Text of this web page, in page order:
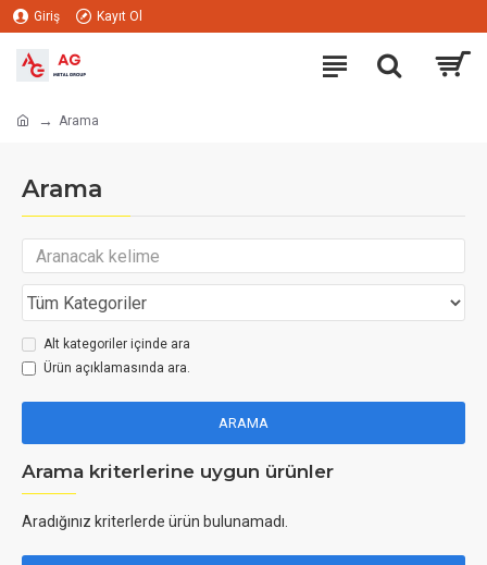
Giriş Kayıt Ol
Arama
Arama
Alt kategoriler içinde ara
Ürün açıklamasında ara.
ARAMA
Arama kriterlerine uygun ürünler
Aradığınız kriterlerde ürün bulunamadı.